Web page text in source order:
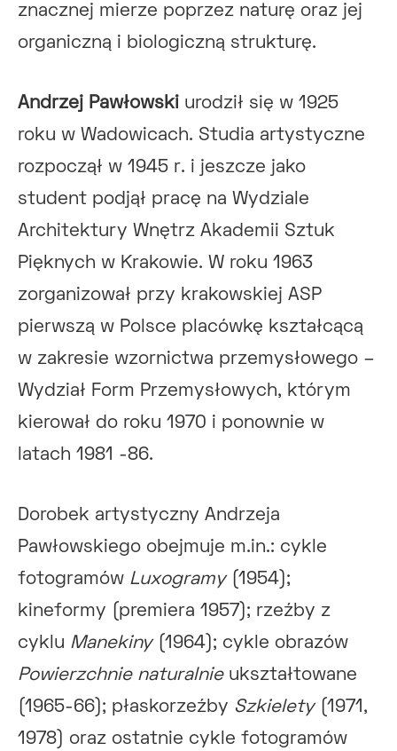
znacznej mierze poprzez naturę oraz jej
organiczną i biologiczną strukturę.
Andrzej Pawłowski urodził się w 1925
roku w Wadowicach. Studia artystyczne
rozpoczął w 1945 r. i jeszcze jako
student podjął pracę na Wydziale
Architektury Wnętrz Akademii Sztuk
Pięknych w Krakowie. W roku 1963
zorganizował przy krakowskiej ASP
pierwszą w Polsce placówkę kształcącą
w zakresie wzornictwa przemysłowego –
Wydział Form Przemysłowych, którym
kierował do roku 1970 i ponownie w
latach 1981 -86.
Dorobek artystyczny Andrzeja
Pawłowskiego obejmuje m.in.: cykle
fotogramów Luxogramy(1954);
kineformy (premiera 1957); rzeźby z
cyklu Manekiny(1964); cykle obrazów
Powierzchnie naturalnieukształtowane
(1965-66); płaskorzeźby Szkielety(1971,
1978) oraz ostatnie cykle fotogramów